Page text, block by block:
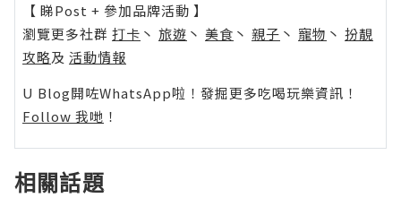
【 睇Post + 參加品牌活動 】
瀏覽更多社群 打卡 丶 旅遊 丶 美食 丶 親子 丶 寵物 丶 扮靚
攻略及 活動情報
U Blog開咗WhatsApp啦！發掘更多吃喝玩樂資訊！
Follow 我哋 ！
相關話題